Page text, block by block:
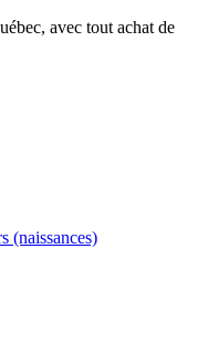
avec tout achat de
(naissances)